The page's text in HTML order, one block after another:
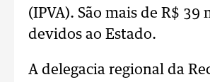
(IPVA). São mais de R$ 39
devidos ao Estado.
A delegacia regional da